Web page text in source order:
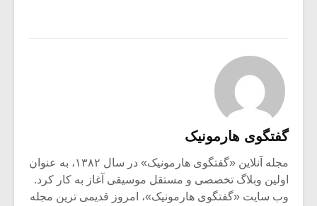
گفتگوی هارمونیک
مجله آنلاین «گفتگوی هارمونیک» در سال ۱۳۸۲، به عنوان
اولین وبلاگ تخصصی و مستقل موسیقی آغاز به کار کرد.
وب سایت «گفتگوی هارمونیک»، امروز قدیمی ترین مجله